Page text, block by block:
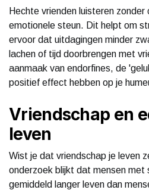
Hechte vrienden luisteren zonder
emotionele steun. Dit helpt om
ervoor dat uitdagingen minder
lachen of tijd doorbrengen met
aanmaak van endorfines, de
positief effect hebben op je
Vriendschap en
leven
Wist je dat vriendschap je leven
onderzoek blijkt dat mensen met
gemiddeld langer leven dan